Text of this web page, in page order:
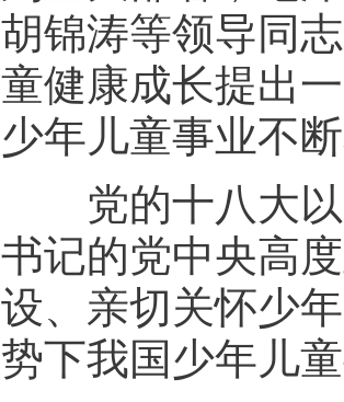
胡锦涛等领导同
童健康成长提出
少年儿童事业不
党的十八大以
书记的党中央高
设、亲切关怀少
势下我国少年儿